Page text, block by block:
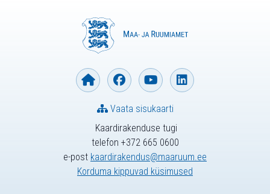
Kaardirakenduse tugi
telefon +372 665 0600
e-post kaardirakendus@maaruum.ee
Korduma kippuvad küsimused
Vaata sisukaarti